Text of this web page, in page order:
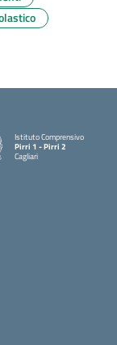
Istituto Comprensivo
Pirri 1 - Pirri 2
Cagliari
— Visita la pagina iniziale